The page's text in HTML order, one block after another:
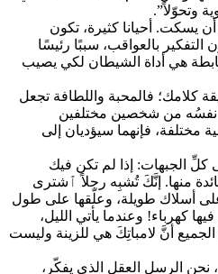
وتحوّلاً”.
يسكت. أحيانا كثيرة، تكون
التفكير بالعواقب، سببًا رئيسًا
هي أداة الشيطان لكي يصيب
كلامك؛ فالمحبة واللطافة تجعل
نفسُه من شخصين مختلفين
مختلفة، فإنهما سيؤديان إلى
الجبهات: إذا لم تكن فيك
منها. إنَّكَ تُشبِه رجلاً ٱشترى
على أسلاك طويلة، وعلّقها على طول
كهرباء! وعندما يأتي الليل،
أنَّ لامباتِكَ هي للزينة وليست
الرسل العقل الذي يفكّر،